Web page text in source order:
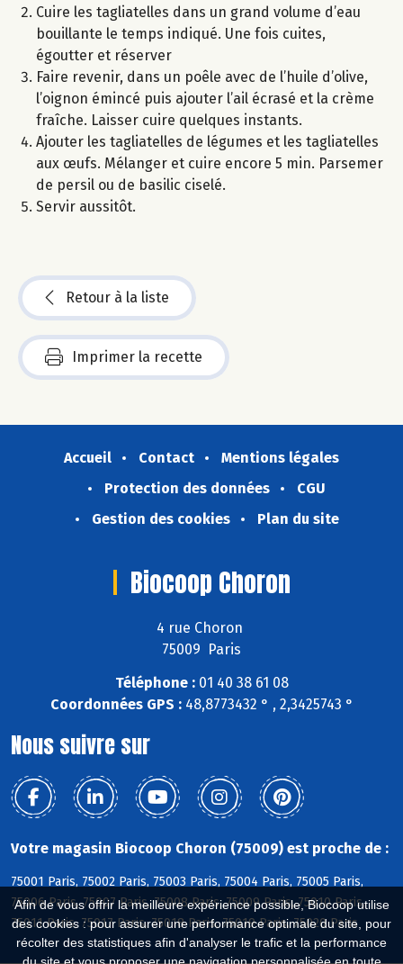
Afin de vous offrir la meilleure expérience possible, Biocoop utilise
des cookies : pour assurer une performance optimale du site, pour
récolter des statistiques afin d'analyser le trafic et la performance
Cuire les tagliatelles dans un grand volume d’eau
bouillante le temps indiqué. Une fois cuites,
égoutter et réserver
Faire revenir, dans un poêle avec de l’huile d’olive,
l’oignon émincé puis ajouter l’ail écrasé et la crème
fraîche. Laisser cuire quelques instants.
Ajouter les tagliatelles de légumes et les tagliatelles
aux œufs. Mélanger et cuire encore 5 min. Parsemer
de persil ou de basilic ciselé.
Servir aussitôt.
Retour à la liste
Imprimer la recette
Accueil Contact
Mentions légales
Protection des données
CGU
Gestion des cookies
Plan du site
Biocoop Choron
4 rue Choron
75009 Paris
Téléphone :01 40 38 61 08
Coordonnées GPS :48,8773432 ° , 2,3425743 °
Nous suivre sur
Votre magasin Biocoop Choron (75009) est proche de :
75001 Paris, 75002 Paris, 75003 Paris, 75004 Paris, 75005 Paris,
75006 Paris, 75007 Paris, 75008 Paris, 75009 Paris, 75010 Paris,
75011 Paris, 75017 Paris, 75018 Paris, 75019 Paris, 75020 Paris